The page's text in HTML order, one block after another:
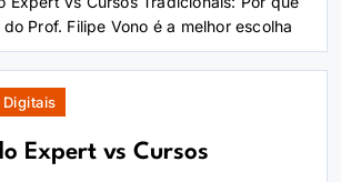
Prof. Filipe Vono é a melhor escolha
Expert vs Cursos